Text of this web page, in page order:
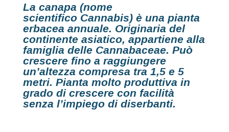
La canapa (nome
scientifico Cannabis) è una pianta
erbacea annuale. Originaria del
continente asiatico, appartiene alla
famiglia delle Cannabaceae. Può
crescere fino a raggiungere
un’altezza compresa tra 1,5 e 5
metri. Pianta molto produttiva in
grado di crescere con facilità
senza l’impiego di diserbanti.